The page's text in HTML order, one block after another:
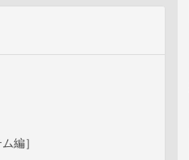
編］